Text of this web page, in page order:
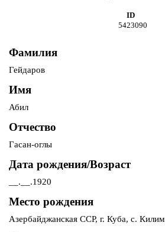
ID
5423090
Фамилия
Гейдаров
Имя
Абил
Отчество
Гасан-оглы
Дата рождения/Возраст
__.__.1920
Место рождения
Азербайджанская ССР, г. Куба, с. Килим